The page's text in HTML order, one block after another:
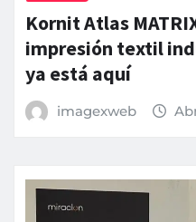
Kornit Atlas
impresión textil
ya está aquí
imagexweb